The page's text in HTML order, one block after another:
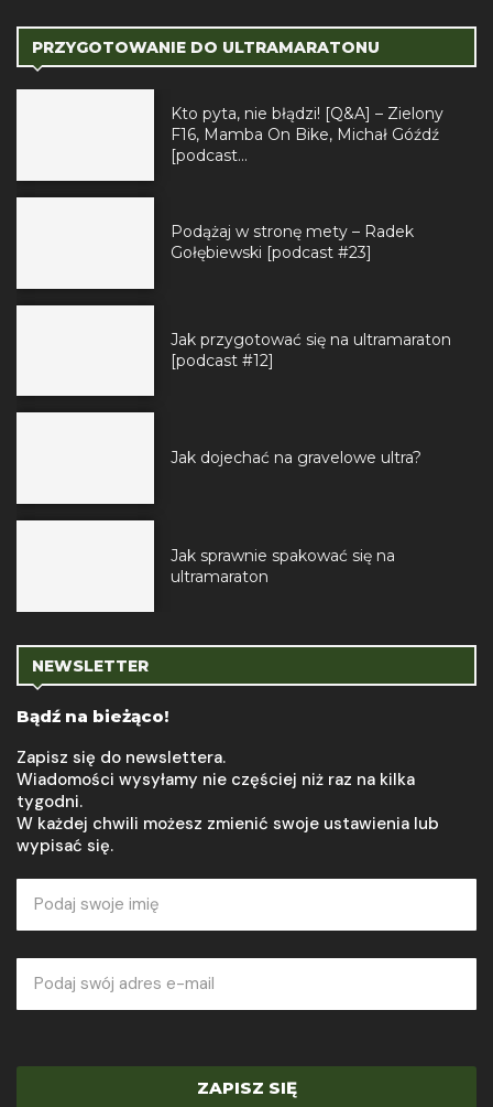
PRZYGOTOWANIE DO ULTRAMARATONU
Kto pyta, nie błądzi! [Q&A] – Zielony
F16, Mamba On Bike, Michał Góźdź
[podcast...
Podążaj w stronę mety – Radek
Gołębiewski [podcast #23]
Jak przygotować się na ultramaraton
[podcast #12]
Jak dojechać na gravelowe ultra?
Jak sprawnie spakować się na
ultramaraton
NEWSLETTER
Bądź na bieżąco!
Zapisz się do newslettera.
Wiadomości wysyłamy nie częściej niż raz na kilka
tygodni.
W każdej chwili możesz zmienić swoje ustawienia lub
wypisać się.
ZAPISZ SIĘ